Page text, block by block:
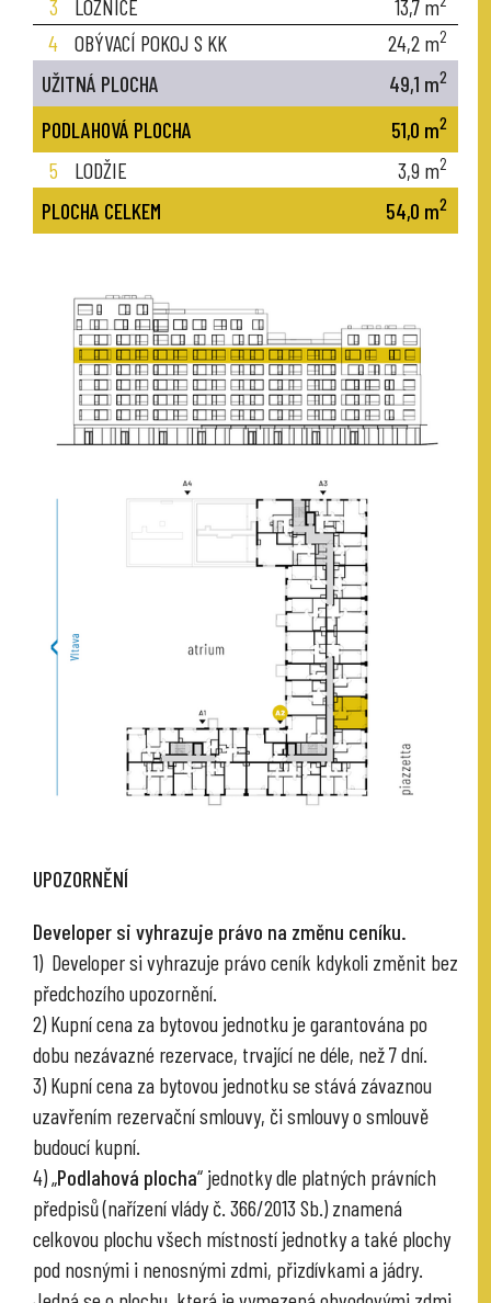
3 LOŽNICE 13,7 m
4 OBÝVACÍ POKOJ S KK 24,2 m2
UŽITNÁ PLOCHA 49,1 m2
PODLAHOVÁ PLOCHA 51,0 m2
5 LODŽIE 3,9 m2
PLOCHA CELKEM 54,0 m2
UPOZORNĚNÍ
Developer si vyhrazuje právo na změnu ceníku.
1) Developer si vyhrazuje právo ceník kdykoli změnit bez
předchozího upozornění.
2) Kupní cena za bytovou jednotku je garantována po
dobu nezávazné rezervace, trvající ne déle, než 7 dní.
3) Kupní cena za bytovou jednotku se stává závaznou
uzavřením rezervační smlouvy, či smlouvy o smlouvě
budoucí kupní.
4) „Podlahová plocha“ jednotky dle platných právních
předpisů (nařízení vlády č. 366/2013 Sb.) znamená
celkovou plochu všech místností jednotky a také plochy
pod nosnými i nenosnými zdmi, přizdívkami a jádry.